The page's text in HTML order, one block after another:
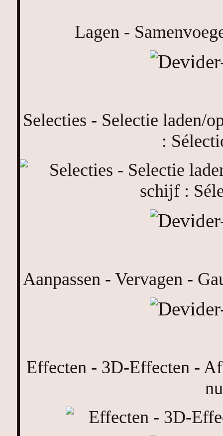
Lagen -
Selecties - Selectie laden/
:
Aanpassen - Vervagen -
Effecten - 3D-Effecten -